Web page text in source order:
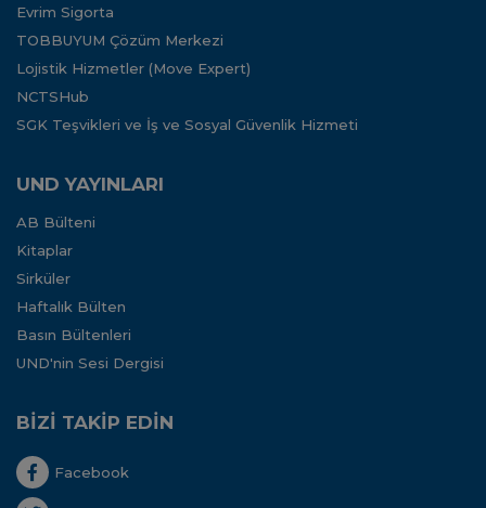
Evrim Sigorta
TOBBUYUM Çözüm Merkezi
Lojistik Hizmetler (Move Expert)
NCTSHub
SGK Teşvikleri ve İş ve Sosyal Güvenlik Hizmeti
UND YAYINLARI
AB Bülteni
Kitaplar
Sirküler
Haftalık Bülten
Basın Bültenleri
UND'nin Sesi Dergisi
BİZİ TAKİP EDİN
Facebook